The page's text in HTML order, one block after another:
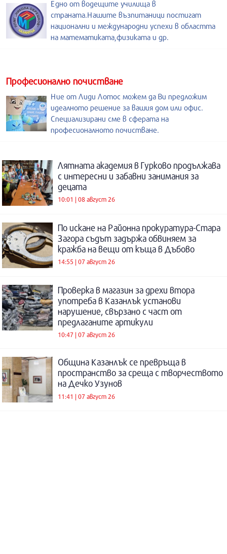
Едно от водещите училища в
страната.Нашите възпитаници постигат
национални и международни успехи в областта
на математиката,физиката и др.
Професионално почистване
Ние от Лиди Лотос можем да Ви предложим
идеалното решение за вашия дом или офис.
Специализирани сме в сферата на
професионалното почистване.
Лятната академия в Гурково продължава
с интересни и забавни занимания за
децата
10:01 | 08 август 26
По искане на Районна прокуратура-Стара
Загора съдът задържа обвиняем за
кражба на вещи от къща в Дъбово
14:55 | 07 август 26
Проверка в магазин за дрехи втора
употреба в Казанлък установи
нарушение, свързано с част от
предлаганите артикули
10:47 | 07 август 26
Община Казанлък се превръща в
пространство за среща с творчеството
на Дечко Узунов
11:41 | 07 август 26